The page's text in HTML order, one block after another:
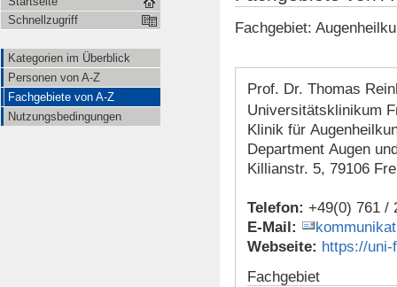
Schnellzugriff
Kategorien im Überblick
Personen von A-Z
Fachgebiete von A-Z
Nutzungsbedingungen
Fachgebiet:
Prof. Dr. Thomas
Universitätsklinikum
Klinik für
Department Augen
Killianstr. 5, 79106
Telefon: +49(0) 761 /
E-Mail:
Webseite: https://uni-
Fachgebiet